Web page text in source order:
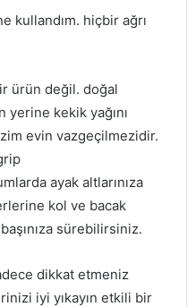
kullandım. hiçbir ağrı
ürün değil. doğal
yerine kekik yağını
evin vazgeçilmezidir.
ayak altlarınıza
kol ve bacak
sürebilirsiniz.
dikkat etmeniz
iyi yıkayın etkili bir